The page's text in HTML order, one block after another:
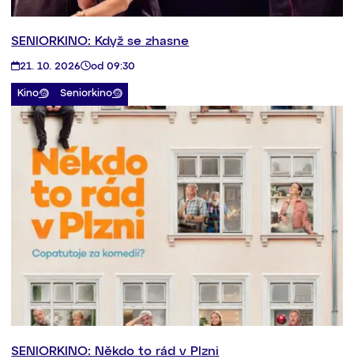
SENIORKINO: Když se zhasne
21. 10. 2026 od 09:30
Kino Seniorkino
SENIORKINO: Někdo to rád v Plzni